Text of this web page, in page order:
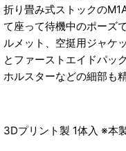
折り畳み式ストックの
て座って待機中のポーズ
ルメット、空挺用ジャケ
とファーストエイドパッ
ホルスターなどの細部も
3Dプリント製 1体入 ※本